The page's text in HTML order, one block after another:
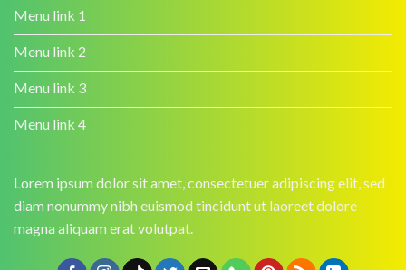
Menu link 1
Menu link 2
Menu link 3
Menu link 4
Lorem ipsum dolor sit amet, consectetuer adipiscing elit, sed
diam nonummy nibh euismod tincidunt ut laoreet dolore
magna aliquam erat volutpat.